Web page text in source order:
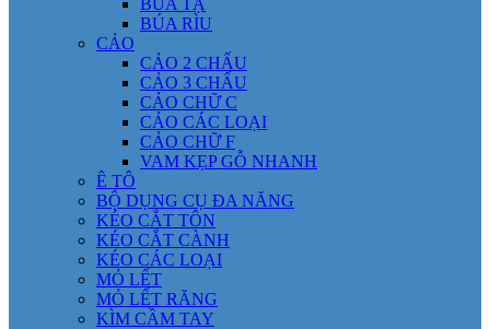
BÚA TẠ
BÚA RÌU
CẢO
CẢO 2 CHẤU
CẢO 3 CHẤU
CẢO CHỮ C
CẢO CÁC LOẠI
CẢO CHỮ F
VAM KẸP GỖ NHANH
Ê TÔ
BỘ DỤNG CỤ ĐA NĂNG
KÉO CẮT TÔN
KÉO CẮT CÀNH
KÉO CÁC LOẠI
MỎ LẾT
MỎ LẾT RĂNG
KÌM CẦM TAY